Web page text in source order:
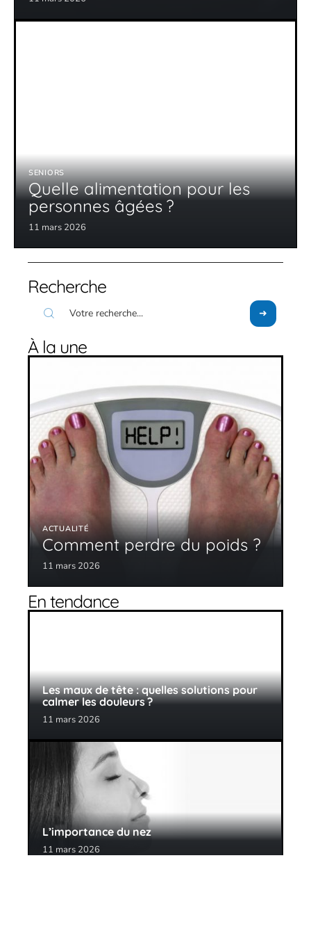
SENIORS
Quelle alimentation pour les
personnes âgées ?
11 mars 2026
Recherche
À la une
ACTUALITÉ
Comment perdre du poids ?
11 mars 2026
En tendance
Les maux de tête : quelles solutions pour
calmer les douleurs ?
11 mars 2026
L’importance du nez
11 mars 2026